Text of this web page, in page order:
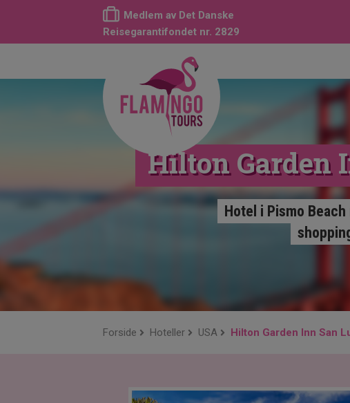
Medlem av Det Danske
Reisegarantifondet nr. 2829
Hilton Garden
Hotel i Pismo
Forside Hoteller USA Hilton Garden Inn San